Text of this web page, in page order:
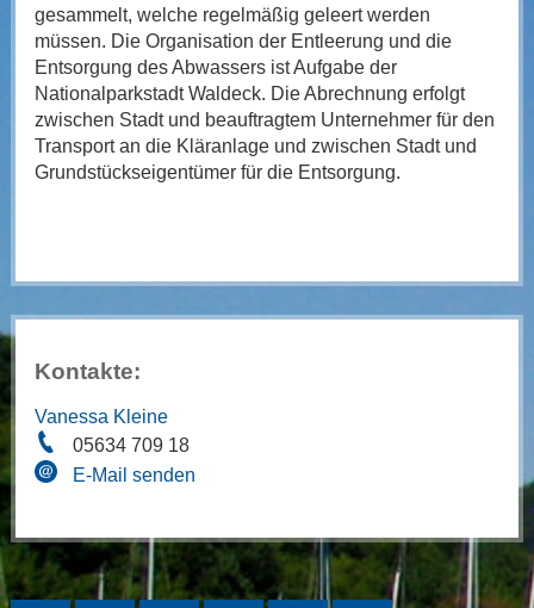
gesammelt, welche regelmäßig geleert werden
müssen. Die Organisation der Entleerung und die
Entsorgung des Abwassers ist Aufgabe der
Nationalparkstadt Waldeck. Die Abrechnung erfolgt
zwischen Stadt und beauftragtem Unternehmer für den
Transport an die Kläranlage und zwischen Stadt und
Grundstückseigentümer für die Entsorgung.
Kontakte:
Vanessa Kleine
05634 709 18
E-Mail senden